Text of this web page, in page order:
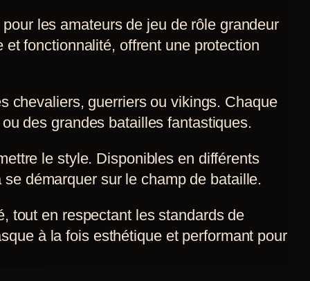
pour les amateurs de jeu de rôle grandeur
fonctionnalité, offrent une protection
chevaliers, guerriers ou vikings. Chaque
des grandes batailles fantastiques.
le style. Disponibles en différents
démarquer sur le champ de bataille.
tout en respectant les standards de
à la fois esthétique et performant pour